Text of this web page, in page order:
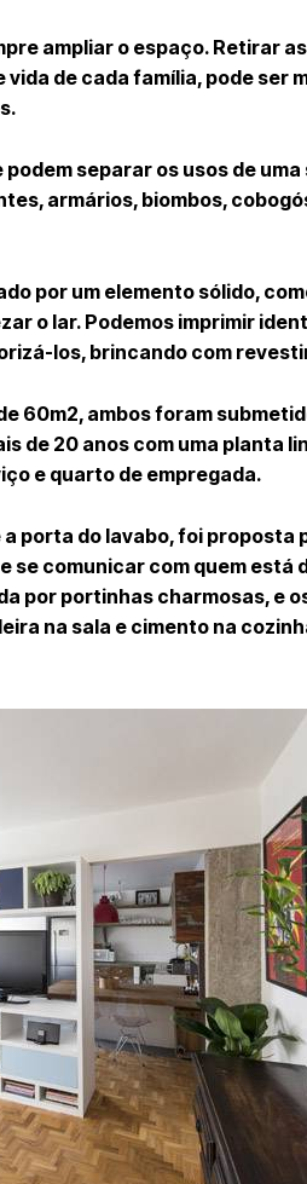
ampliar o espaço. Retirar
de cada família, pode ser
separar os usos de
armários, biombos,
por um elemento sólido,
o lar. Podemos imprimir
los, brincando com
60m2, ambos foram
de 20 anos com uma planta
e quarto de empregada.
porta do lavabo, foi proposta
comunicar com quem está
por portinhas charmosas, e
na sala e cimento na